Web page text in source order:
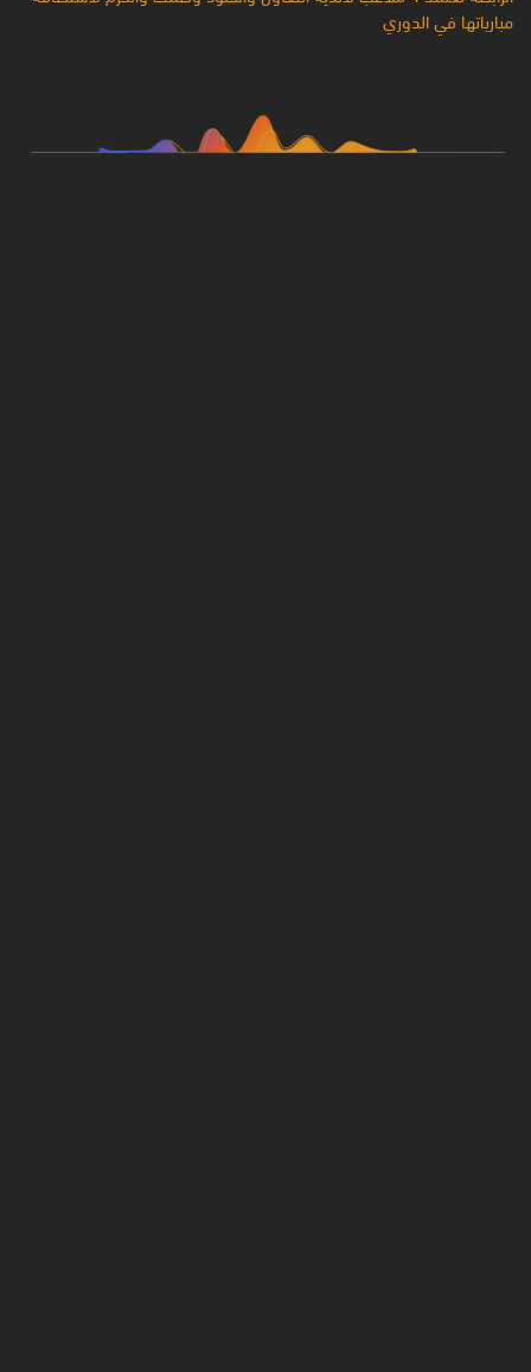
مبارياتها في الدوري